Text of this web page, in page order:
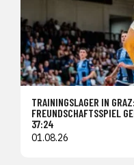
TRAININGSLAGER IN
FREUNDSCHAFTSSPIEL
37:24
01.08.26